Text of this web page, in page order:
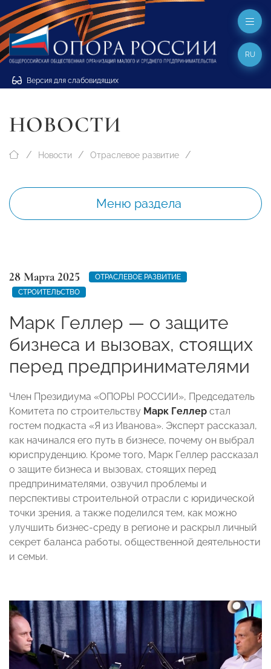
Версия для слабовидящих
RU
НОВОСТИ
Новости Отраслевое развитие
Меню раздела
28 Марта 2025
ОТРАСЛЕВОЕ РАЗВИТИЕ
СТРОИТЕЛЬСТВО
Марк Геллер — о защите
бизнеса и вызовах, стоящих
перед предпринимателями
Член Президиума «ОПОРЫ РОССИИ», Председатель
Комитета по строительству Марк Геллер стал
гостем подкаста «Я из Иванова». Эксперт рассказал,
как начинался его путь в бизнесе, почему он выбрал
юриспруденцию. Кроме того, Марк Геллер рассказал
о защите бизнеса и вызовах, стоящих перед
предпринимателями, озвучил проблемы и
перспективы строительной отрасли с юридической
точки зрения, а также поделился тем, как можно
улучшить бизнес-среду в регионе и раскрыл личный
секрет баланса работы, общественной деятельности
и семьи.